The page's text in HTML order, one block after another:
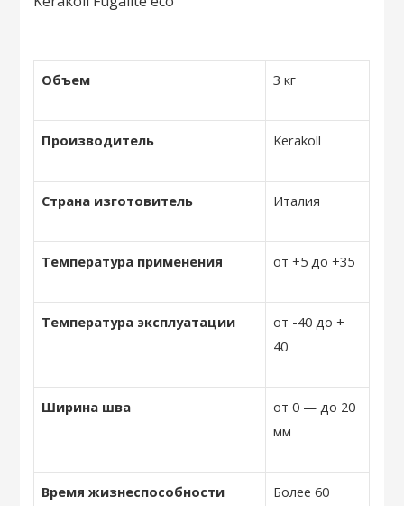
Объем 3 кг
Производитель Kerakoll
Страна изготовитель Италия
Температура применения от +5 до +35
Температура эксплуатации
от -40 до +
40
Ширина шва
от 0 — до 20
мм
Время жизнеспособности
Более 60